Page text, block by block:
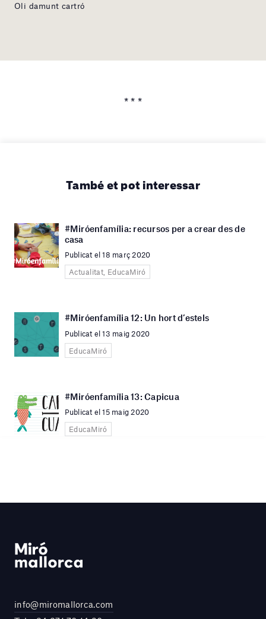
Oli damunt cartró
* * *
També et pot interessar
#Miróenfamília: recursos per a crear des de
casa
Publicat el 18 març 2020
Actualitat, EducaMiró
#Miróenfamília 12: Un hort d’estels
Publicat el 13 maig 2020
EducaMiró
#Miróenfamília 13: Capicua
Publicat el 15 maig 2020
EducaMiró
info@miromallorca.com